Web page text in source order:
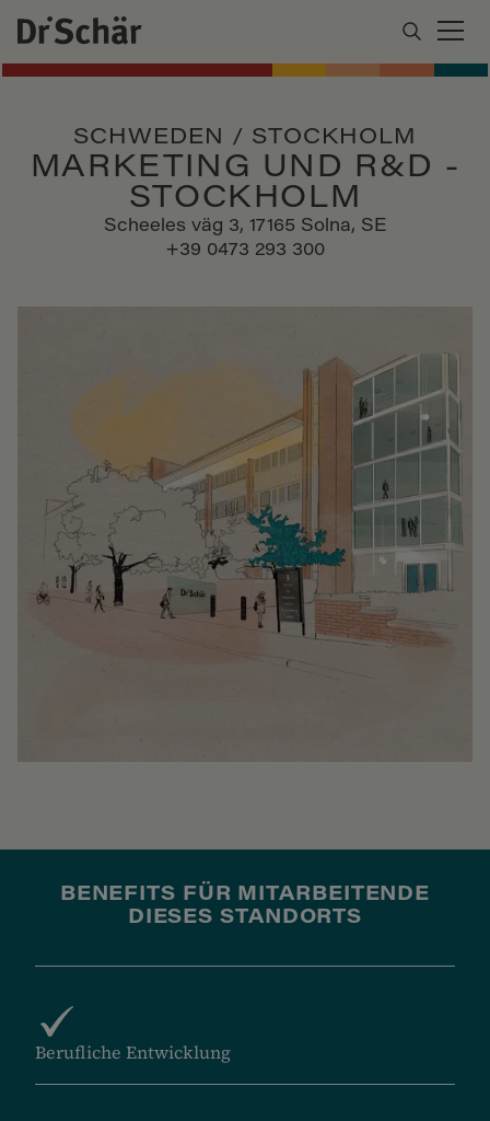
SCHWEDEN / STOCKHOLM
MARKETING UND R&D -
STOCKHOLM
Scheeles väg 3, 17165 Solna, SE
+39 0473 293 300
BENEFITS FÜR MITARBEITENDE
DIESES STANDORTS
Berufliche Entwicklung